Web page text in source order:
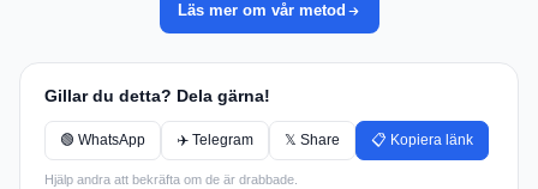
Läs mer om vår metod
Gillar du detta? Dela gärna!
🟢 WhatsApp ✈️ Telegram 𝕏 Share 📋 Kopiera länk
Hjälp andra att bekräfta om de är drabbade.